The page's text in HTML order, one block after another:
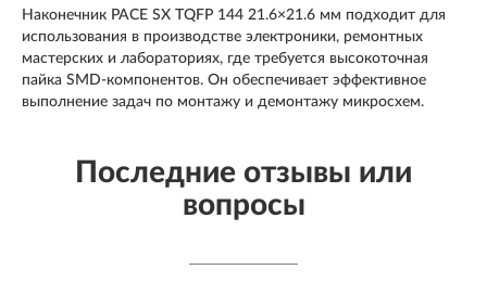
Наконечник PACE SX TQFP 144 21.6×21.6 мм подходит для
использования в производстве электроники, ремонтных
мастерских и лабораториях, где требуется высокоточная
пайка SMD-компонентов. Он обеспечивает эффективное
выполнение задач по монтажу и демонтажу микросхем.
Последние отзывы или
вопросы